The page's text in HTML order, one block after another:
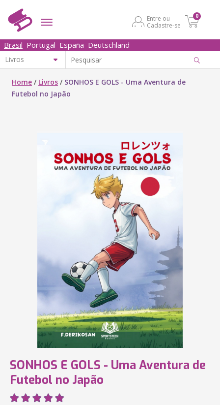
Entre ou
Cadastre-se
0
Brasil Portugal España Deutschland
Home / Livros / SONHOS E GOLS - Uma Aventura de
Futebol no Japão
SONHOS E GOLS - Uma Aventura de
Futebol no Japão